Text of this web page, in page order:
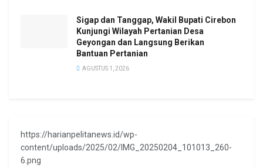
Sigap dan Tanggap, Wakil Bupati Cirebon
Kunjungi Wilayah Pertanian Desa
Geyongan dan Langsung Berikan
Bantuan Pertanian
AGUSTUS 1, 2026
https://harianpelitanews.id/wp-
content/uploads/2025/02/IMG_20250204_101013_260-
6.png